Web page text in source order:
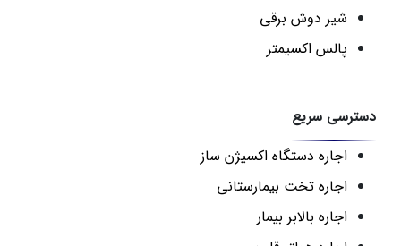
شیر دوش برقی
پالس اکسیمتر
دسترسی سریع
اجاره دستگاه اکسیژن ساز
اجاره تخت بیمارستانی
اجاره بالابر بیمار